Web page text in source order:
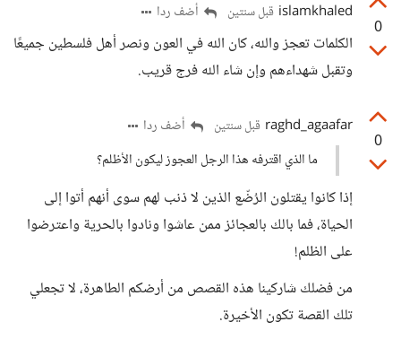
0
islamkhaled قبل سنتين أضف ردا
الكلمات تعجز والله، كان الله في العون ونصر أهل فلسطين جميعًا
وتقبل شهداءهم وإن شاء الله فرج قريب.
0
raghd_agaafar قبل سنتين
أضف ردا
ما الذي اقترفه هذا الرجل العجوز ليكون الأظلم؟
إذا كانوا يقتلون الرُضّع الذين لا ذنب لهم سوى أنهم أتوا إلى
الحياة، فما بالك بالعجائز ممن عاشوا ونادوا بالحرية واعترضوا
على الظلم!
من فضلك شاركينا هذه القصص من أرضكم الطاهرة، لا تجعلي
تلك القصة تكون الأخيرة.